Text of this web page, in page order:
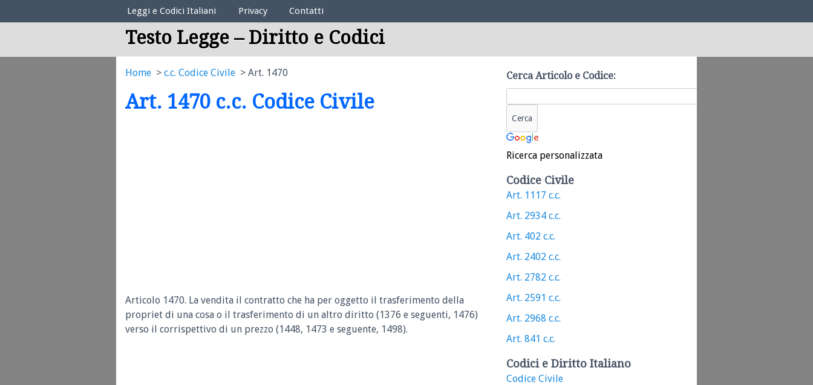
Elenco Codici Legali
Leggi e Codici Italiani Privacy Contatti
Testo Legge – Diritto e Codici
Home c.c. Codice Civile Art. 1470
Art. 1470 c.c. Codice Civile
Articolo 1470. La vendita il contratto che ha per oggetto il trasferimento della
propriet di una cosa o il trasferimento di un altro diritto (1376 e seguenti, 1476)
verso il corrispettivo di un prezzo (1448, 1473 e seguente, 1498).
Cerca Articolo e Codice:
Ricerca personalizzata
Codice Civile
Art. 1117 c.c.
Art. 2934 c.c.
Art. 402 c.c.
Art. 2402 c.c.
Art. 2782 c.c.
Art. 2591 c.c.
Art. 2968 c.c.
Art. 841 c.c.
Codici e Diritto Italiano
Codice Civile